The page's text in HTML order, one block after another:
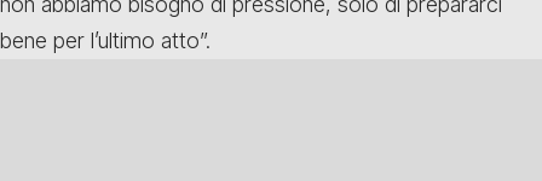
bene per l’ultimo atto”.